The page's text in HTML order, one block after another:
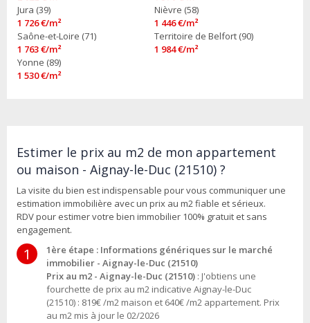
Jura (39)
1 726 €/m²
Nièvre (58)
1 446 €/m²
Saône-et-Loire (71)
1 763 €/m²
Territoire de Belfort (90)
1 984 €/m²
Yonne (89)
1 530 €/m²
Estimer le prix au m2 de mon appartement
ou maison - Aignay-le-Duc (21510) ?
La visite du bien est indispensable pour vous communiquer une
estimation immobilière avec un prix au m2 fiable et sérieux.
RDV pour estimer votre bien immobilier 100% gratuit et sans
engagement.
1
1ère étape : Informations génériques sur le marché
immobilier - Aignay-le-Duc (21510)
Prix au m2 - Aignay-le-Duc (21510) : J'obtiens une
fourchette de prix au m2 indicative Aignay-le-Duc
(21510) : 819€ /m2 maison et 640€ /m2 appartement. Prix
au m2 mis à jour le 02/2026